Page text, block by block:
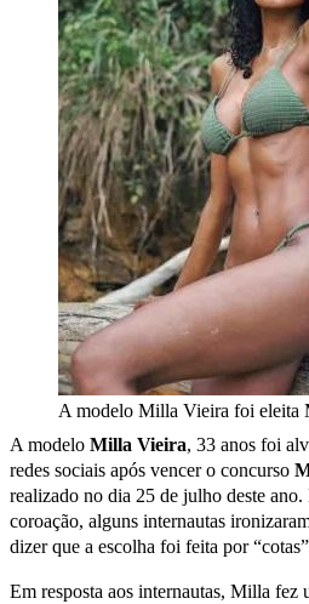
A modelo Milla Vieira foi eleita
A modelo Milla Vieira, 33 anos foi
redes sociais após vencer o concurso
realizado no dia 25 de julho deste ano.
coroação, alguns internautas
dizer que a escolha foi feita por
Em resposta aos internautas, Milla fez